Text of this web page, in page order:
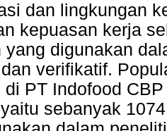
dan lingkungan
kepuasan kerja
yang digunakan
verifikatif.
di PT Indofood
sebanyak